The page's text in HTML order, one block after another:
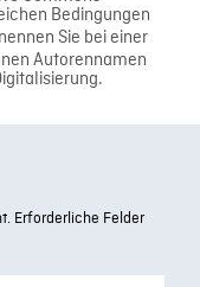
Bedingungen
Sie bei einer
Autorennamen
Erforderliche Felder